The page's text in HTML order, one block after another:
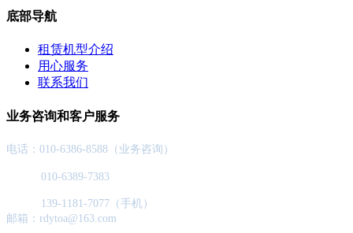
底部导航
租赁机型介绍
用心服务
联系我们
业务咨询和客户服务
电话：010-6386-8588（业务咨询）
010-6389-7383
139-1181-7077（手机）
邮箱：rdytoa@163.com